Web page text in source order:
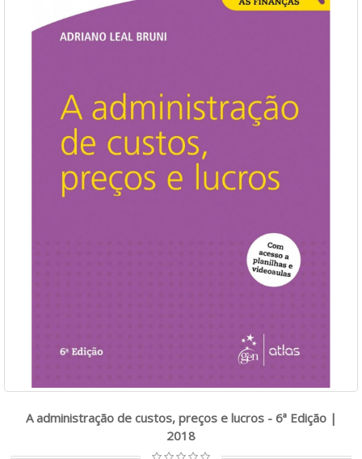
A administração de custos, preços e lucros - 6ª Edição |
2018